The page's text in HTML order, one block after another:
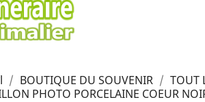
BOUTIQUE DU SOUVENIR TOUT
PHOTO PORCELAINE COEUR